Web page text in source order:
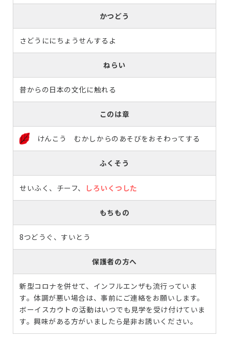
かつどう
さどうににちょうせんするよ
ねらい
昔からの日本の文化に触れる
このは章
けんこう むかしからのあそびをおそわってする
ふくそう
せいふく、チーフ、 しろいくつした
もちもの
8つどうぐ、すいとう
保護者の方へ
新型コロナを併せて、インフルエンザも流行っていま
す。体調が悪い場合は、事前にご連絡をお願いします。
ボーイスカウトの活動はいつでも見学を受け付けていま
す。興味がある方がいましたら是非お誘いください。